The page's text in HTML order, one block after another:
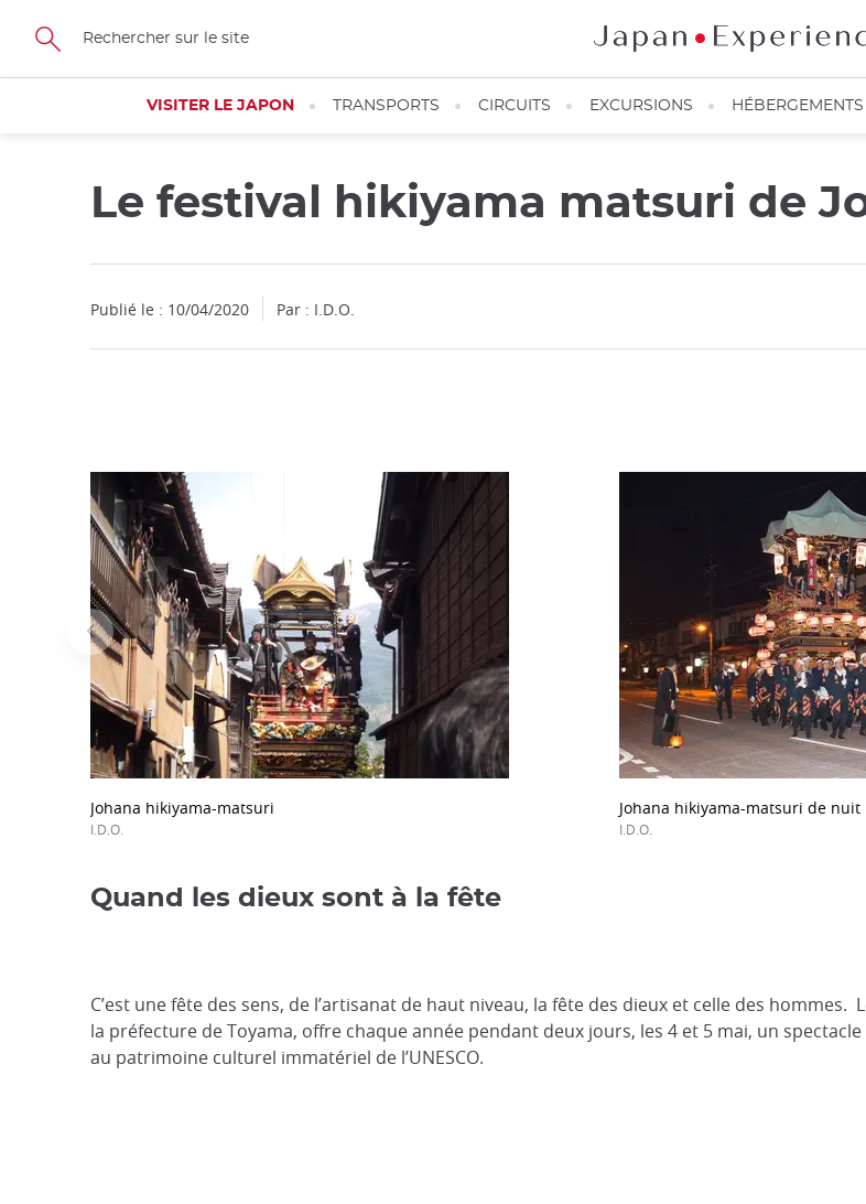
Skip
main
VISITER LE JAPON TRANSPORTS CIRCUITS EXCURSIONS HÉBERGEMENTS
Le festival hikiyama matsuri de
Publié le : 10/04/2020 Par : I.D.O.
Johana hikiyama-matsuri
I.D.O.
Johana hikiyama-matsuri de nuit
I.D.O.
Quand les dieux sont à la fête
C’est une fête des sens, de l’artisanat de haut niveau, la fête des dieux et celle des hommes.
la préfecture de Toyama, offre chaque année pendant deux jours, les 4 et 5 mai, un
au patrimoine culturel immatériel de l’UNESCO.